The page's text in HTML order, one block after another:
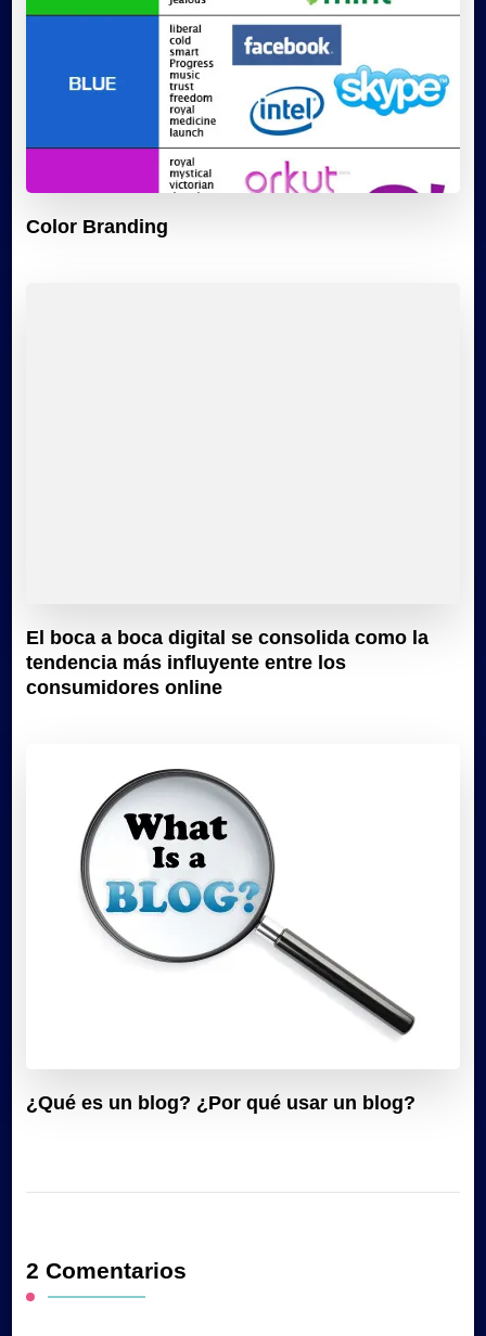
Color Branding
El boca a boca digital se consolida como la
tendencia más influyente entre los
consumidores online
¿Qué es un blog? ¿Por qué usar un blog?
2 Comentarios